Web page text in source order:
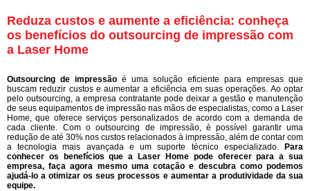
Reduza custos e aumente a eficiência: conheça
os benefícios do outsourcing de impressão com
a Laser Home
Outsourcing de impressão é uma solução eficiente para empresas que
buscam reduzir custos e aumentar a eficiência em suas operações. Ao optar
pelo outsourcing, a empresa contratante pode deixar a gestão e manutenção
de seus equipamentos de impressão nas mãos de especialistas, como a Laser
Home, que oferece serviços personalizados de acordo com a demanda de
cada cliente. Com o outsourcing de impressão, é possível garantir uma
redução de até 30% nos custos relacionados à impressão, além de contar com
a tecnologia mais avançada e um suporte técnico especializado. Para
conhecer os benefícios que a Laser Home pode oferecer para a sua
empresa, faça agora mesmo uma cotação e descubra como podemos
ajudá-lo a otimizar os seus processos e aumentar a produtividade da sua
equipe.